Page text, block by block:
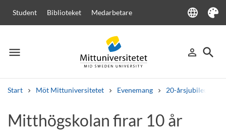
Student Biblioteket Medarbetare language
Language
Tema
menu
Meny person_outline
Logga in
search
Sök
Start Möt Mittuniversitetet Evenemang 20-årsjubileum
Andra söktjänster
Mitthögskolan firar 10 år